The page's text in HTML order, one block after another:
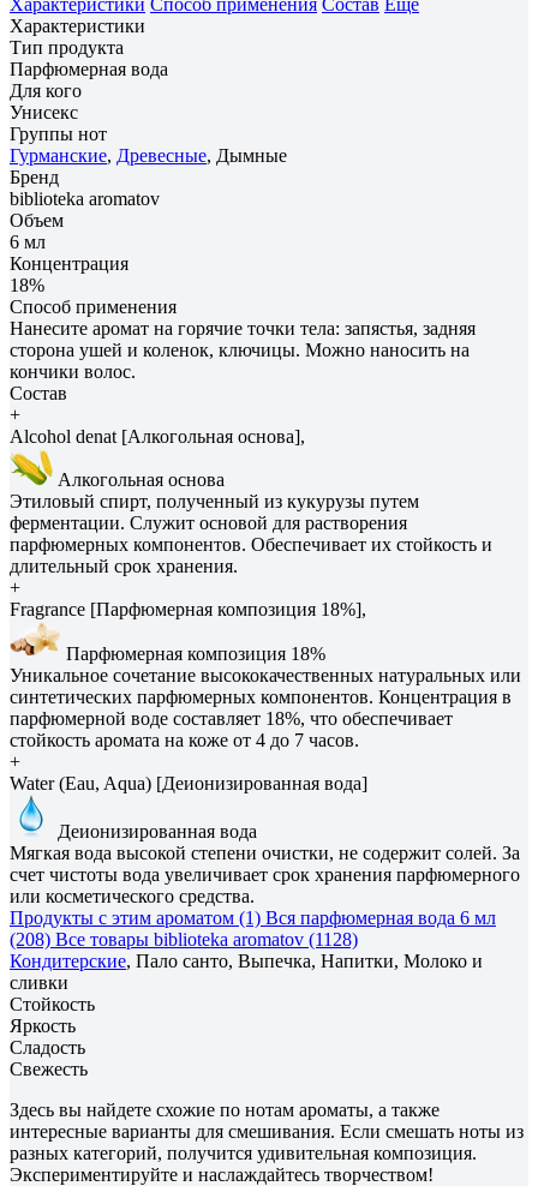
Характеристики
Тип продукта
Парфюмерная вода
Для кого
Унисекс
Группы нот
Гурманские, Древесные, Дымные
Бренд
biblioteka aromatov
Объем
6 мл
Концентрация
18%
Способ применения
Нанесите аромат на горячие точки тела: запястья, задняя
сторона ушей и коленок, ключицы. Можно наносить на
кончики волос.
Состав
+
Alcohol denat [Алкогольная основа],
Алкогольная основа
Этиловый спирт, полученный из кукурузы путем
ферментации. Служит основой для растворения
парфюмерных компонентов. Обеспечивает их стойкость и
длительный срок хранения.
+
Fragrance [Парфюмерная композиция 18%],
Парфюмерная композиция 18%
Уникальное сочетание высококачественных натуральных или
синтетических парфюмерных компонентов. Концентрация в
парфюмерной воде составляет 18%, что обеспечивает
стойкость аромата на коже от 4 до 7 часов.
+
Water (Eau, Aqua) [Деионизированная вода]
Деионизированная вода
Мягкая вода высокой степени очистки, не содержит солей. За
счет чистоты вода увеличивает срок хранения парфюмерного
или косметического средства.
Продукты с этим ароматом (1) Вся парфюмерная вода 6 мл
(208) Все товары biblioteka aromatov (1128)
Кондитерские, Пало санто, Выпечка, Напитки, Молоко и
сливки
Стойкость
Яркость
Сладость
Свежесть
Здесь вы найдете схожие по нотам ароматы, а также
интересные варианты для смешивания. Если смешать ноты из
разных категорий, получится удивительная композиция.
Экспериментируйте и наслаждайтесь творчеством!